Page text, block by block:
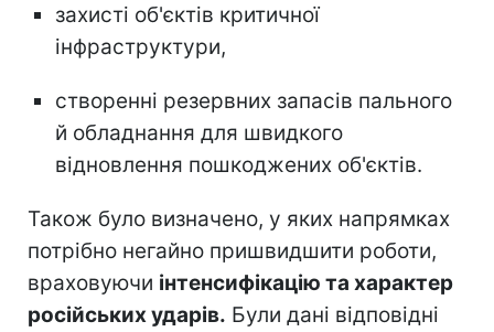
захисті об'єктів критичної
інфраструктури,
створенні резервних запасів пального
й обладнання для швидкого
відновлення пошкоджених об'єктів.
Також було визначено, у яких напрямках
потрібно негайно пришвидшити роботи,
враховуючи інтенсифікацію та характер
російських ударів. Були дані відповідні